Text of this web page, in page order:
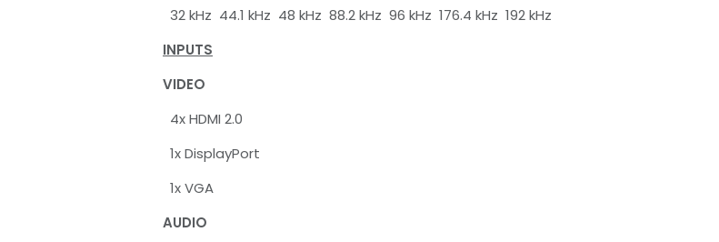
32 kHz 44.1 kHz 48 kHz 88.2 kHz 96 kHz 176.4 kHz 192 kHz
INPUTS
VIDEO
4x HDMI 2.0
1x DisplayPort
1x VGA
AUDIO